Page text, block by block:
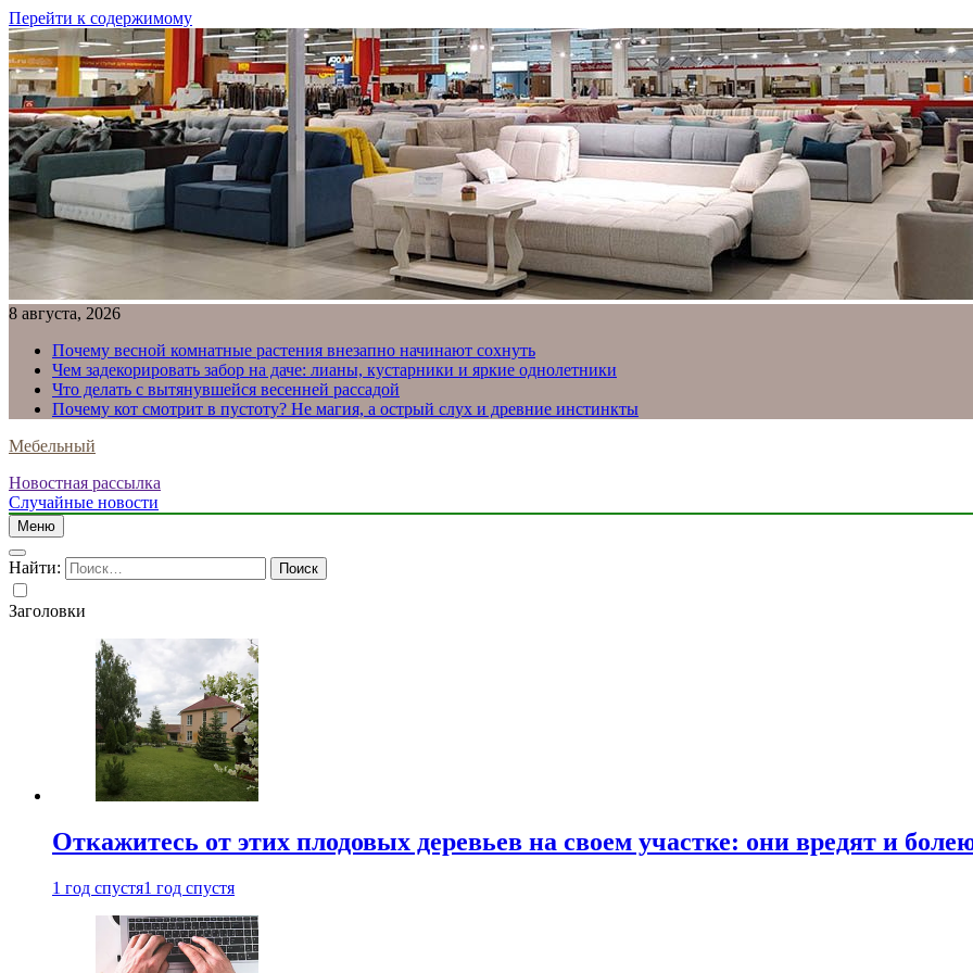
Перейти к содержимому
8 августа, 2026
Почему весной комнатные растения внезапно начинают сохнуть
Чем задекорировать забор на даче: лианы, кустарники и яркие однолетники
Что делать с вытянувшейся весенней рассадой
Почему кот смотрит в пустоту? Не магия, а острый слух и древние инстинкты
Мебельный
Новостная рассылка
Случайные новости
Меню
Найти:
Заголовки
Откажитесь от этих плодовых деревьев на своем участке: они вредят и
1 год спустя1 год спустя